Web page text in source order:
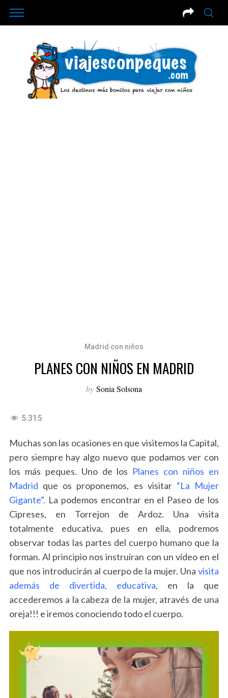
Madrid con niños
PLANES CON NIÑOS EN MADRID
by Sonia Solsona
5.315
Muchas son las ocasiones en que visitemos la Capital,
pero siempre hay algo nuevo que podamos ver con
los más peques. Uno de los Planes con niños en
Madrid que os proponemos, es visitar “La Mujer
Gigante”. La podemos encontrar en el Paseo de los
Cipreses, en Torrejon de Ardoz. Una visita
totalmente educativa, pues en ella, podremos
observar todas las partes del cuerpo humano que la
forman. Al principio nos instruíran con un vídeo en el
que nos introducirán al cuerpo de la mujer. Unavisita
además de divertida, educativa, en la que
accederemos a la cabeza de la mujer, através de una
oreja!!! e iremos conociendo todo el cuerpo.